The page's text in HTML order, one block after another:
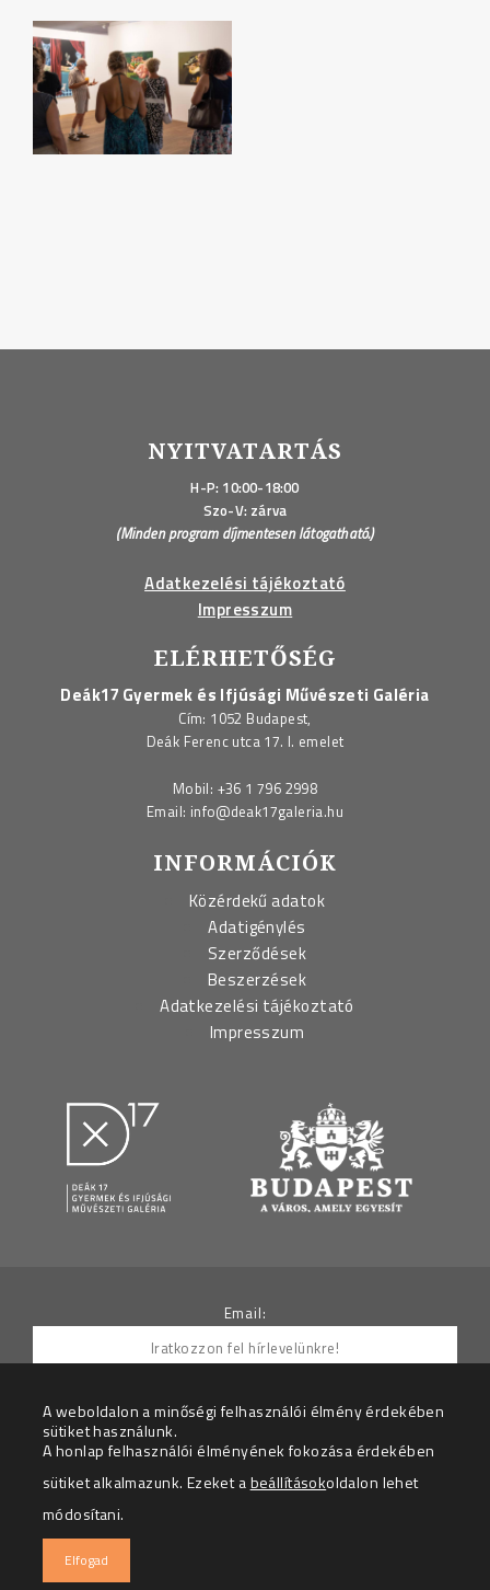
NYITVATARTÁS
H-P: 10:00-18:00
Szo-V: zárva
(Minden program díjmentesen látogatható.)
Adatkezelési tájékoztató
Impresszum
ELÉRHETŐSÉG
Deák17 Gyermek és Ifjúsági Művészeti Galéria
Cím: 1052 Budapest,
Deák Ferenc utca 17. I. emelet
Mobil: +36 1 796 2998
Email: info@deak17galeria.hu
INFORMÁCIÓK
Közérdekű adatok
Adatigénylés
Szerződések
Beszerzések
Adatkezelési tájékoztató
Impresszum
Email:
Hozzájárulok ahhoz, hogy az Adatkezelő részemre
Az adatkezelési tájékoztatót megértettem.
© 2026 – Deák 17 Gyermek és Ifjúsági Galéria – Minden
A weboldalon a minőségi felhasználói élmény érdekében
sütiket használunk.
A honlap felhasználói élményének fokozása érdekében
sütiket alkalmazunk. Ezeket abeállításokoldalon lehet
módosítani.
Elfogad